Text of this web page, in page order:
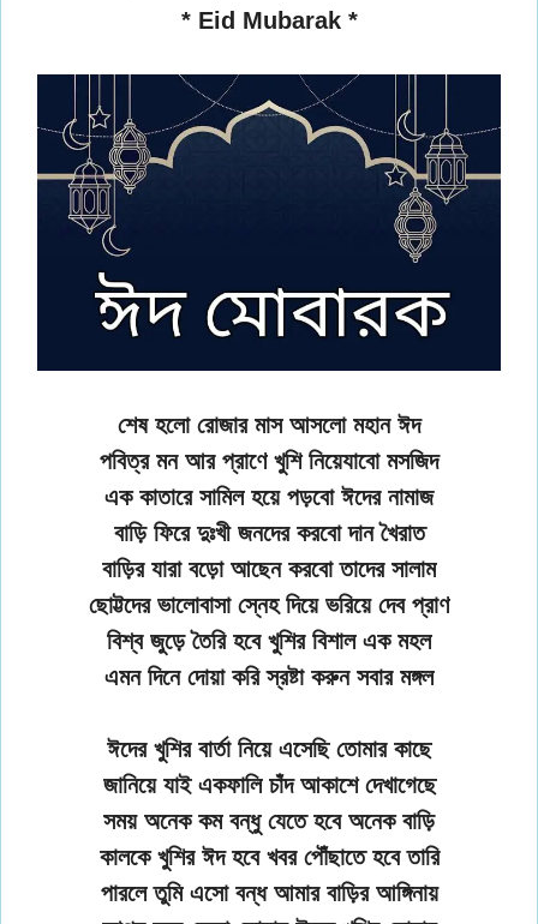
* Eid Mubarak *
শেষ হলো রোজার মাস আসলো মহান ঈদ
পবিত্র মন আর প্রাণে খুশি নিয়েযাবো মসজিদ
এক কাতারে সামিল হয়ে পড়বো ঈদের নামাজ
বাড়ি ফিরে দুঃখী জনদের করবো দান খৈরাত
বাড়ির যারা বড়ো আছেন করবো তাদের সালাম
ছোট্টদের ভালোবাসা স্নেহ দিয়ে ভরিয়ে দেব প্রাণ
বিশ্ব জুড়ে তৈরি হবে খুশির বিশাল এক মহল
এমন দিনে দোয়া করি স্রষ্টা করুন সবার মঙ্গল
ঈদের খুশির বার্তা নিয়ে এসেছি তোমার কাছে
জানিয়ে যাই একফালি চাঁদ আকাশে দেখাগেছে
সময় অনেক কম বন্ধু যেতে হবে অনেক বাড়ি
কালকে খুশির ঈদ হবে খবর পৌঁছাতে হবে তারি
পারলে তুমি এসো বন্ধ আমার বাড়ির আঙ্গিনায়